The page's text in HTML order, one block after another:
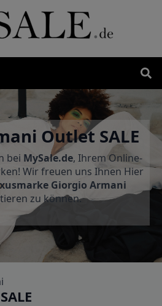
for:
Outlet SALE
bei MySale.de, Ihrem Online-
Wir freuen uns Ihnen Hier
Giorgio Armani
zu können.